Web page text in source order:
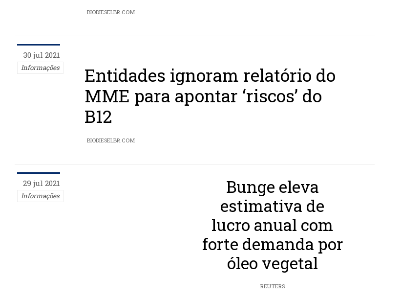
BIODIESELBR.COM
30 jul 2021
Informações
Entidades ignoram relatório do
MME para apontar ‘riscos’ do
B12
BIODIESELBR.COM
29 jul 2021
Informações
Bunge eleva
estimativa de
lucro anual com
forte demanda por
óleo vegetal
REUTERS